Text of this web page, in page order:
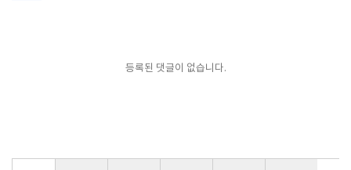
등록된 댓글이 없습니다.